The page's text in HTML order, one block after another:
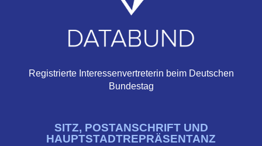
Registrierte Interessenvertreterin beim Deutschen
Bundestag
SITZ, POSTANSCHRIFT UND
HAUPTSTADTREPRÄSENTANZ